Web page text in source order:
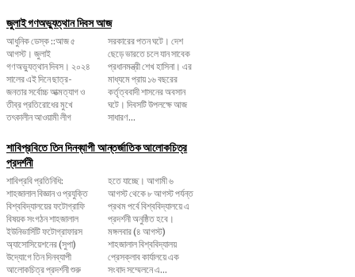
জুলাই গণঅভ্যুত্থান দিবস আজ
আধুনিক ডেস্ক ::আজ ৫
আগস্ট। জুলাই
গণঅভ্যুত্থান দিবস। ২০২৪
সালের এই দিনে ছাত্র-
জনতার সর্বোচ্চ আত্মত্যাগ ও
তীব্র প্রতিরোধের মুখে
তৎকালীন আওয়ামী লীগ
সরকারের পতন ঘটে। দেশ
ছেড়ে ভারতে চলে যান সাবেক
প্রধানমন্ত্রী শেখ হাসিনা। এর
মাধ্যমে প্রায় ১৬ বছরের
কর্তৃত্ববাদী শাসনের অবসান
ঘটে। দিবসটি উপলক্ষে আজ
সাধারণ...
শাবিপ্রবিতে তিন দিনব্যাপী আন্তর্জাতিক আলোকচিত্র
প্রদর্শনী
শাবিপ্রবি প্রতিনিধি:
শাহজালাল বিজ্ঞান ও প্রযুক্তি
বিশ্ববিদ্যালয়ের ফটোগ্রাফি
বিষয়ক সংগঠন শাহজালাল
ইউনিভার্সিটি ফটোগ্রাফারস
অ্যাসোসিয়েশনের (সুপা)
উদ্যোগে তিন দিনব্যাপী
আলোকচিত্র প্রদর্শনী শুরু
হতে যাচ্ছে। আগামী ৬
আগস্ট থেকে ৮ আগস্ট পর্যন্ত
প্রথম পর্বে বিশ্ববিদ্যালয়ে এ
প্রদর্শনী অনুষ্ঠিত হবে।
মঙ্গলবার (৪ আগস্ট)
শাহজালাল বিশ্ববিদ্যালয়
প্রেসক্লাব কার্যালয়ে এক
সংবাদ সম্মেলনে এ...